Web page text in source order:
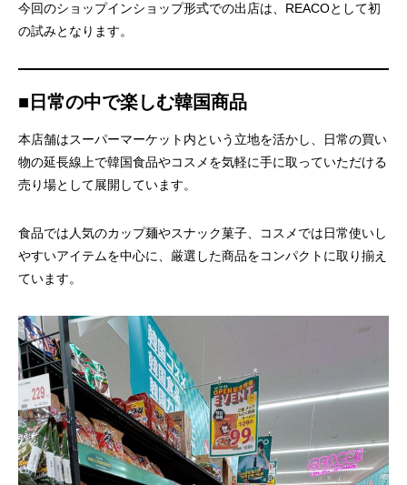
今回のショップインショップ形式での出店は、REACOとして初
の試みとなります。
■日常の中で楽しむ韓国商品
本店舗はスーパーマーケット内という立地を活かし、日常の買い
物の延長線上で韓国食品やコスメを気軽に手に取っていただける
売り場として展開しています。
食品では人気のカップ麺やスナック菓子、コスメでは日常使いし
やすいアイテムを中心に、厳選した商品をコンパクトに取り揃え
ています。